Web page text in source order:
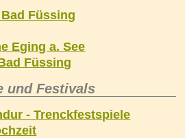
Füssing
Eging a. See
Füssing
und Festivals
- Trenckfestspiele